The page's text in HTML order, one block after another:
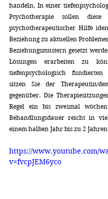
handeln. In einer
Psychotherapie sollen
psychotherapeutischer Hilfe
Beziehung zu aktuellen
Beziehungsmustern gesetzt
Lösungen erarbeiten zu
tiefenpsychologisch fundierten
sitzen Sie der Therapeutin/
gegenüber. Die
Regel ein bis zweimal
Behandlungsdauer reicht in
einem halben Jahr bis zu 2
https://www.youtube.com/
v=fvcpJEM6yco